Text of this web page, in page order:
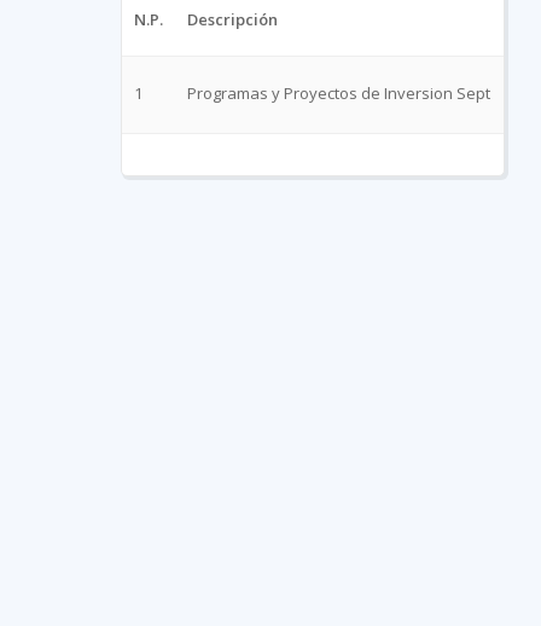
N.P. Descripción
1 Programas y Proyectos de Inversion Sept